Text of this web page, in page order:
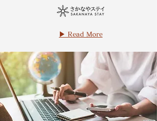
▶ Read More